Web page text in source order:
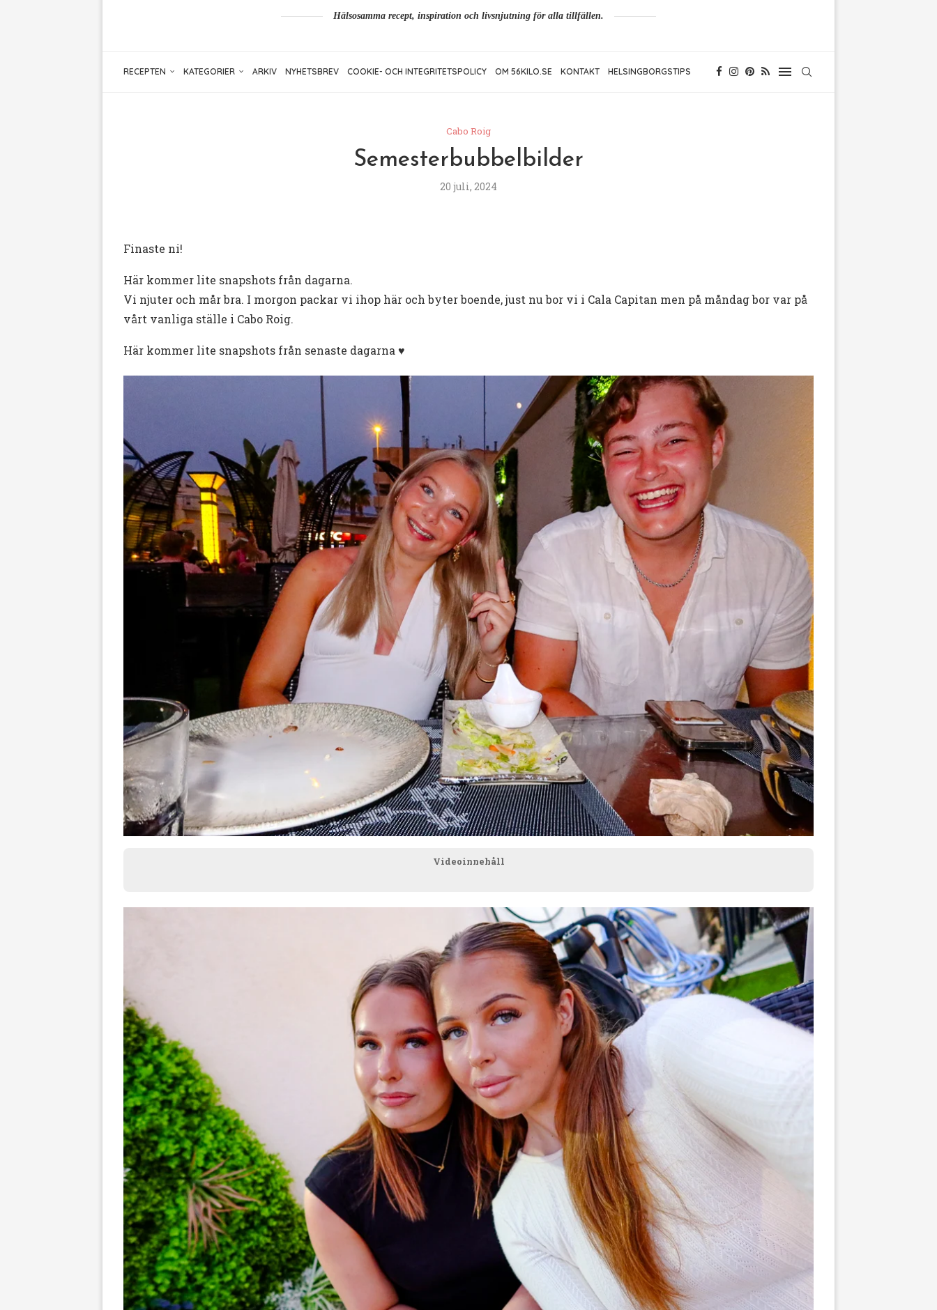
Hälsosamma recept, inspiration och livsnjutning för alla tillfällen.
RECEPTEN KATEGORIER ARKIV NYHETSBREV COOKIE- OCH INTEGRITETSPOLICY OM 56KILO.SE KONTAKT HELSINGBORGSTIPS
Cabo Roig
Semesterbubbelbilder
20 juli, 2024
Finaste ni!
Här kommer lite snapshots från dagarna.
Vi njuter och mår bra. I morgon packar vi ihop här och byter boende, just nu bor vi i Cala Capitan men på måndag bor var på
vårt vanliga ställe i Cabo Roig.
Här kommer lite snapshots från senaste dagarna ♥️
Videoinnehåll